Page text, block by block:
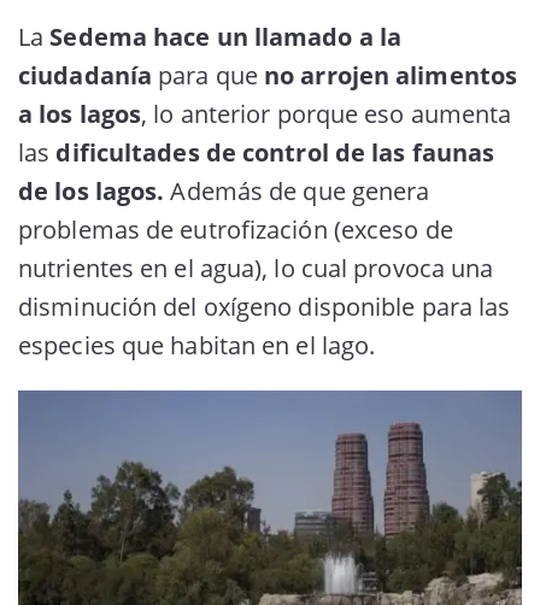
La Sedema hace un llamado a la
ciudadanía para que no arrojen alimentos
a los lagos, lo anterior porque eso aumenta
las dificultades de control de las faunas
de los lagos.Además de que genera
problemas de eutrofización (exceso de
nutrientes en el agua), lo cual provoca una
disminución del oxígeno disponible para las
especies que habitan en el lago.